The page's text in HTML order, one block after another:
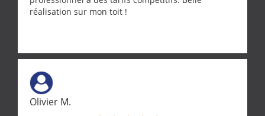
réalisation sur mon toit !
Olivier M.